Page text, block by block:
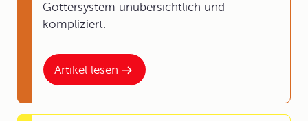
Artikel lesen
Göttersystem unübersichtlich und
kompliziert.